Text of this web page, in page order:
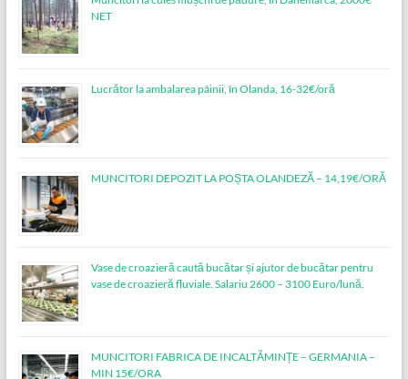
NET
Lucrător la ambalarea pâinii, în Olanda, 16-32€/oră
MUNCITORI DEPOZIT LA POȘTA OLANDEZĂ – 14,19€/ORĂ
Vase de croazieră caută bucătar și ajutor de bucătar pentru
vase de croazieră fluviale. Salariu 2600 – 3100 Euro/lună.
MUNCITORI FABRICA DE INCALTĂMINȚE – GERMANIA –
MIN 15€/ORA